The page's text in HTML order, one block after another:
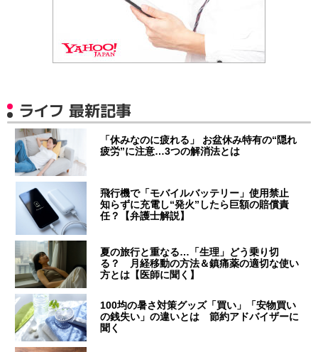
ライフ 最新記事
「休みなのに疲れる」 お盆休み特有の“隠れ
疲労”に注意…3つの解消法とは
飛行機で「モバイルバッテリー」使用禁止
知らずに充電し“発火”したら巨額の賠償責
任？【弁護士解説】
夏の旅行と重なる…「生理」どう乗り切
る？ 月経移動の方法＆鎮痛薬の適切な使い
方とは【医師に聞く】
100均の暑さ対策グッズ「買い」「安物買い
の銭失い」の違いとは 節約アドバイザーに
聞く